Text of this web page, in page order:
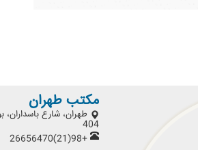
مكتب طهران
404
+98(21)26656470